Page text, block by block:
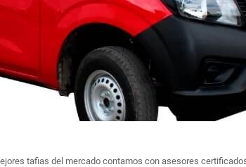
tafias del mercado contamos con asesores